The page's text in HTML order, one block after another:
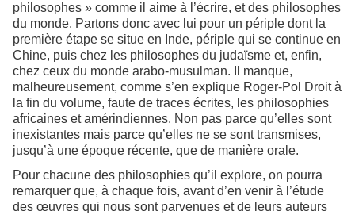
philosophes » comme il aime à l’écrire, et des philosophes
du monde. Partons donc avec lui pour un périple dont la
première étape se situe en Inde, périple qui se continue en
Chine, puis chez les philosophes du judaïsme et, enfin,
chez ceux du monde arabo-musulman. Il manque,
malheureusement, comme s’en explique Roger-Pol Droit à
la fin du volume, faute de traces écrites, les philosophies
africaines et amérindiennes. Non pas parce qu’elles sont
inexistantes mais parce qu’elles ne se sont transmises,
jusqu’à une époque récente, que de manière orale.
Pour chacune des philosophies qu’il explore, on pourra
remarquer que, à chaque fois, avant d’en venir à l’étude
des œuvres qui nous sont parvenues et de leurs auteurs